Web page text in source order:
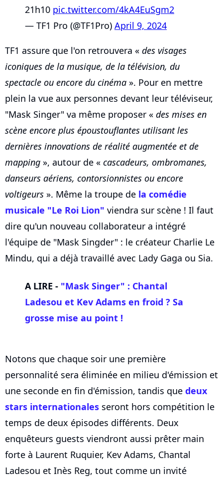
21h10 pic.twitter.com/4kA4EuSgm2
— TF1 Pro (@TF1Pro) April 9, 2024
TF1 assure que l'on retrouvera « des visages
iconiques de la musique, de la télévision, du
spectacle ou encore du cinéma ». Pour en mettre
plein la vue aux personnes devant leur téléviseur,
"Mask Singer" va même proposer « des mises en
scène encore plus époustouflantes utilisant les
dernières innovations de réalité augmentée et de
mapping », autour de « cascadeurs, ombromanes,
danseurs aériens, contorsionnistes ou encore
voltigeurs ». Même la troupe de la comédie
musicale "Le Roi Lion" viendra sur scène ! Il faut
dire qu'un nouveau collaborateur a intégré
l'équipe de "Mask Singder" : le créateur Charlie Le
Mindu, qui a déjà travaillé avec Lady Gaga ou Sia.
A LIRE - "Mask Singer" : Chantal
Ladesou et Kev Adams en froid ? Sa
grosse mise au point !
Notons que chaque soir une première
personnalité sera éliminée en milieu d'émission et
une seconde en fin d'émission, tandis que deux
stars internationales seront hors compétition le
temps de deux épisodes différents. Deux
enquêteurs guests viendront aussi prêter main
forte à Laurent Ruquier, Kev Adams, Chantal
Ladesou et Inès Reg, tout comme un invité